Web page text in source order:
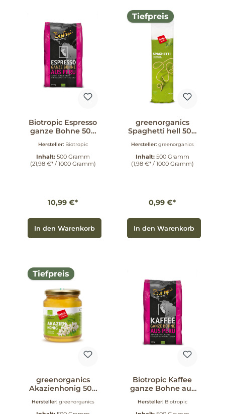
Biotropic Espresso
ganze Bohne 500
Hersteller: Biotropic
Inhalt: 500 Gramm
(21,98 €* / 1000 Gramm)
10,99 €*
In den Warenkorb
Tiefpreis
greenorganics
Spaghetti hell 500
Hersteller: greenorganics
Inhalt: 500 Gramm
(1,98 €* / 1000 Gramm)
0,99 €*
In den Warenkorb
Tiefpreis
greenorganics
Akazienhonig 500
Hersteller: greenorganics
Biotropic Kaffee
ganze Bohne aus
Hersteller: Biotropic